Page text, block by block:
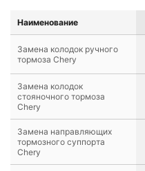
Наименование
Замена колодок ручного
тормоза Chery
Замена колодок
стояночного тормоза
Chery
Замена направляющих
тормозного суппорта
Chery